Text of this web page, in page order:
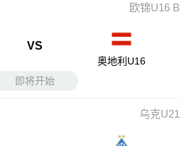
欧锦U16 B
VS
奥地利U16
即将开始
乌克U21